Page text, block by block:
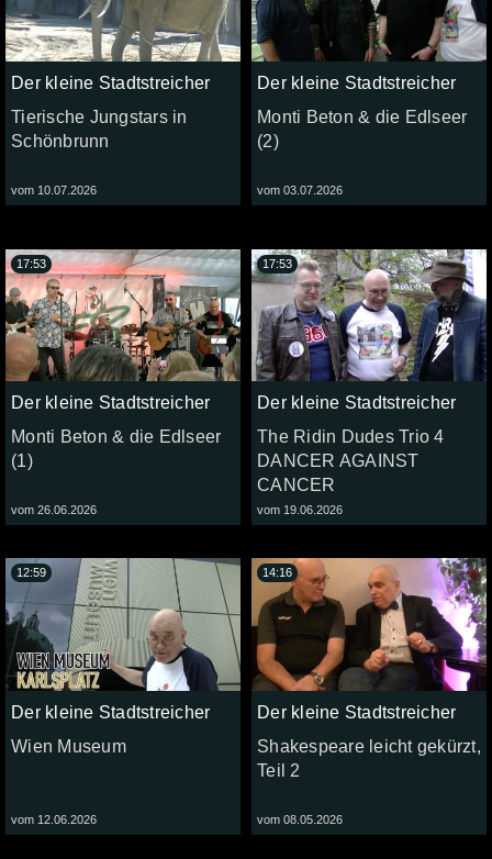
Der kleine Stadtstreicher
Tierische Jungstars in
Schönbrunn
vom 10.07.2026
Der kleine Stadtstreicher
Monti Beton & die Edlseer
(2)
vom 03.07.2026
Der kleine Stadtstreicher
Monti Beton & die Edlseer
(1)
vom 26.06.2026
17:53
Der kleine Stadtstreicher
The Ridin Dudes Trio 4
DANCER AGAINST
CANCER
vom 19.06.2026
17:53
Der kleine Stadtstreicher
Wien Museum
vom 12.06.2026
12:59
Der kleine Stadtstreicher
Shakespeare leicht gekürzt,
Teil 2
vom 08.05.2026
14:16